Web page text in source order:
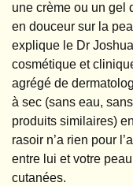
une crème ou un gel
en douceur sur la
explique le Dr
cosmétique et
agrégé de
à sec (sans eau,
produits similaires)
rasoir n’a rien pour
entre lui et votre
cutanées.